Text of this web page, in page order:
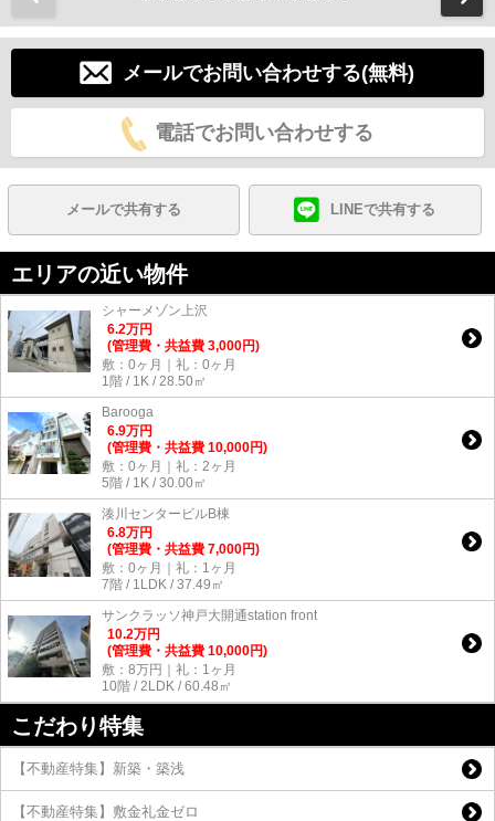
メールでお問い合わせする(無料)
電話でお問い合わせする
メールで共有する LINEで共有する
エリアの近い物件
シャーメゾン上沢
6.2万円
(管理費・共益費 3,000円)
敷：0ヶ月｜礼：0ヶ月
1階 / 1K / 28.50㎡
Barooga
6.9万円
(管理費・共益費 10,000円)
敷：0ヶ月｜礼：2ヶ月
5階 / 1K / 30.00㎡
湊川センタービルB棟
6.8万円
(管理費・共益費 7,000円)
敷：0ヶ月｜礼：1ヶ月
7階 / 1LDK / 37.49㎡
サンクラッソ神戸大開通station front
10.2万円
(管理費・共益費 10,000円)
敷：8万円｜礼：1ヶ月
10階 / 2LDK / 60.48㎡
こだわり特集
【不動産特集】新築・築浅
【不動産特集】敷金礼金ゼロ